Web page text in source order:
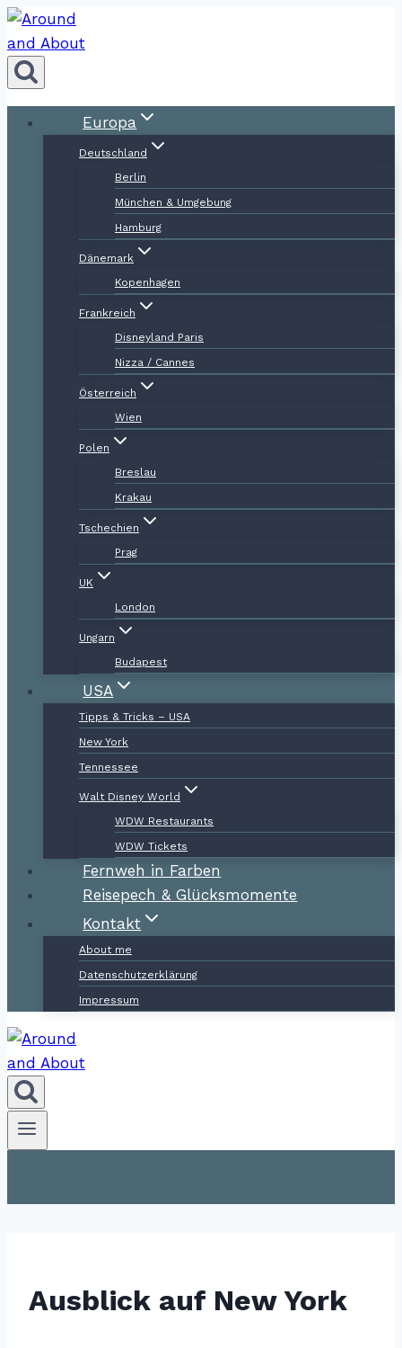
Zum
Inhalt
springen
Europa
Deutschland
Berlin
München & Umgebung
Hamburg
Dänemark
Kopenhagen
Frankreich
Disneyland Paris
Nizza / Cannes
Österreich
Wien
Polen
Breslau
Krakau
Tschechien
Prag
UK
London
Ungarn
Budapest
USA
Tipps & Tricks – USA
New York
Tennessee
Walt Disney World
WDW Restaurants
WDW Tickets
Fernweh in Farben
Reisepech & Glücksmomente
Kontakt
About me
Datenschutzerklärung
Impressum
Ausblick auf New York